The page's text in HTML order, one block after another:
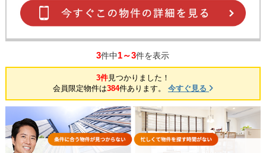
3件中1～3件を表示
3件見つかりました！
会員限定物件は384件あります。 今すぐ見る